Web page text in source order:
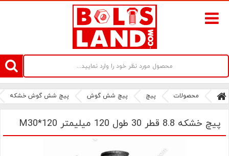
سامانه آنلاین فروش پیچ و مهره های صنعتی بولتز لند | سرزمین پیچ
محصولات پیچ پیچ شش گوش پیچ شش گوش خشکه
پیچ خشکه 8.8 قطر 30 طول 120 میلیمتر M30*120